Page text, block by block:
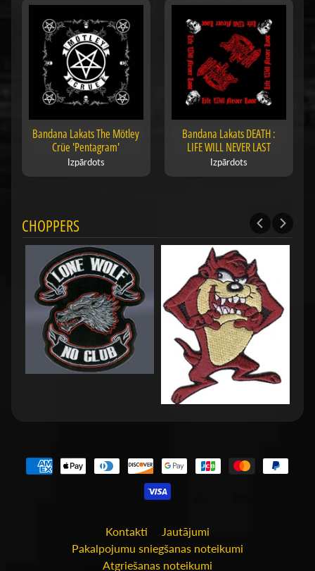
Bandana Lakats The Mötley
Crüe 'Pentagram'
Izpārdots
Bandana Lakats DEATH :
LIFE WILL NEVER LAST
Izpārdots
CHOPPERS
Kontakti
Jautājumi
Pakalpojumu sniegšanas noteikumi
Atgriešanas noteikumi